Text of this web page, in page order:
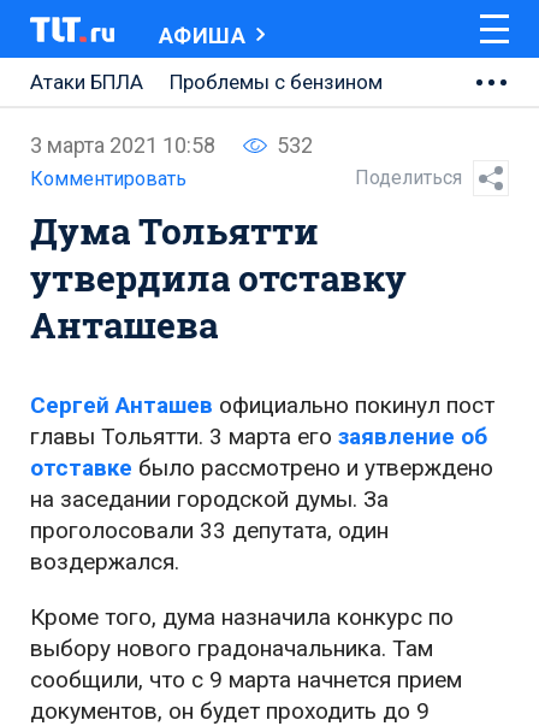
АФИША
Атаки БПЛА
Проблемы с бензином
Ремонт Центральной площади
Ремонт Обводного шоссе
Набережная Тольятти
Неделя Тольятти
3 марта 2021 10:58 532
Комментировать Поделиться
Дума Тольятти
утвердила отставку
Анташева
Сергей Анташев официально покинул пост
главы Тольятти. 3 марта его заявление об
отставке было рассмотрено и утверждено
на заседании городской думы. За
проголосовали 33 депутата, один
воздержался.
Кроме того, дума назначила конкурс по
выбору нового градоначальника. Там
сообщили, что с 9 марта начнется прием
документов, он будет проходить до 9